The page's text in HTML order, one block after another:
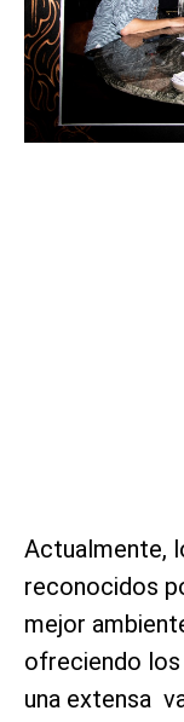
Actualmente,
reconocidos
mejor
ofreciendo los
una extensa